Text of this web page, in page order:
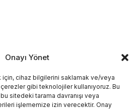
Onayı Yönet
için, cihaz bilgilerini saklamak ve/veya
gibi teknolojiler kullanıyoruz. Bu
sitedeki tarama davranışı veya
işlememize izin verecektir. Onay